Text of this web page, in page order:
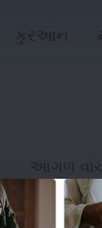
કુરઆન
આગળ